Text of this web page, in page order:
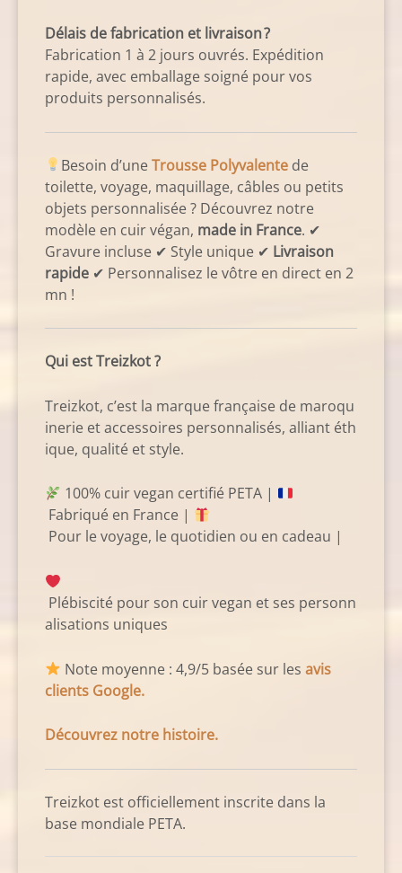
Délais de fabrication et livraison ?
Fabrication 1 à 2 jours ouvrés. Expédition
rapide, avec emballage soigné pour vos
produits personnalisés.
Besoin d’uneTrousse Polyvalente de
toilette, voyage, maquillage, câbles ou petits
objets personnalisée ? Découvrez notre
modèle en cuir végan, made in France. ✔
Gravure incluse ✔ Style unique ✔ Livraison
rapide ✔ Personnalisez le vôtre en direct en 2
mn !
Qui est Treizkot ?
Treizkot, c’est la marque française de maroqu
inerie et accessoires personnalisés, alliant éth
ique, qualité et style.
100% cuir vegan certifié PETA |
Fabriqué en France |
Pour le voyage, le quotidien ou en cadeau |
Plébiscité pour son cuir vegan et ses personn
alisations uniques
Note moyenne : 4,9/5 basée sur lesavis
clients Google.
Découvrez notre histoire.
Treizkot est officiellement inscrite dans la
base mondiale PETA.